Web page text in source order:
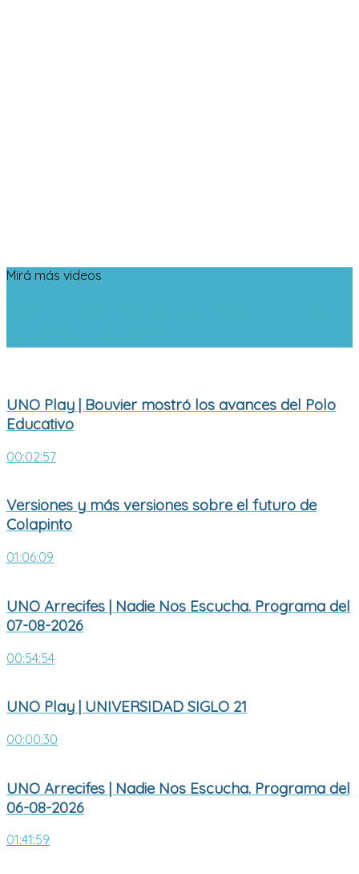
Mirá más videos
UNO Play | Bouvier mostró los avances del Polo
Educativo
00:02:57
Versiones y más versiones sobre el futuro de
Colapinto
01:06:09
UNO Arrecifes | Nadie Nos Escucha. Programa del
07-08-2026
00:54:54
UNO Play | UNIVERSIDAD SIGLO 21
00:00:30
UNO Arrecifes | Nadie Nos Escucha. Programa del
06-08-2026
01:41:59